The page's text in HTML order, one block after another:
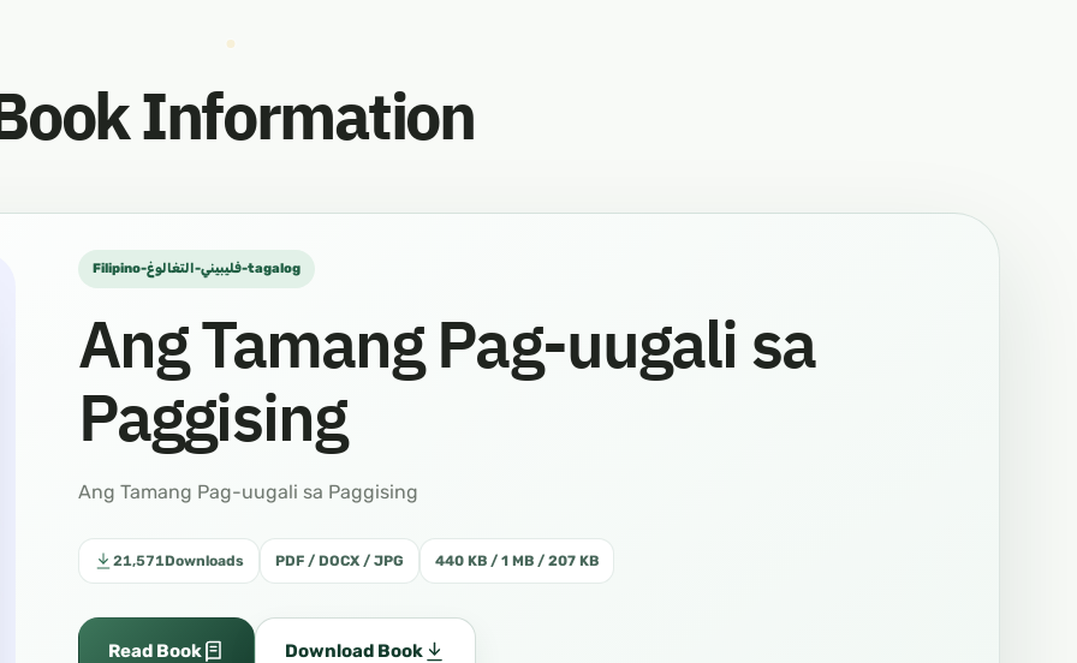
Information
Filipino-فليبيني-التغالوغ-tagalog
Ang Tamang Pag-uugali sa
Paggising
Ang Tamang Pag-uugali sa Paggising
21,571Downloads PDF / DOCX / JPG 440 KB / 1 MB / 207 KB
Read Book Download Book